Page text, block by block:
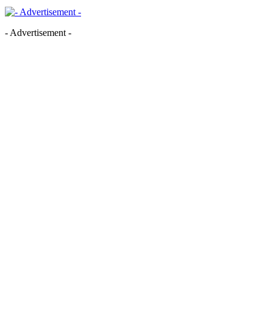
- Advertisement -